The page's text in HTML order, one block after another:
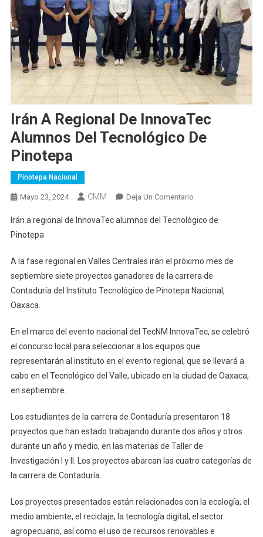
Irán A Regional De InnovaTec
Alumnos Del Tecnológico De
Pinotepa
Pinotepa Nacional
Mayo 23, 2024 CMM Deja Un ComentarioEn
A
InnovaTec
Alumnos
Del
Pinotepa
Irán a regional de InnovaTec alumnos del Tecnológico de
Pinotepa
A la fase regional en Valles Centrales irán el próximo mes de
septiembre siete proyectos ganadores de la carrera de
Contaduría del Instituto Tecnológico de Pinotepa Nacional,
Oaxaca.
En el marco del evento nacional del TecNM InnovaTec, se celebró
el concurso local para seleccionar a los equipos que
representarán al instituto en el evento regional, que se llevará a
cabo en el Tecnológico del Valle, ubicado en la ciudad de Oaxaca,
en septiembre.
Los estudiantes de la carrera de Contaduría presentaron 18
proyectos que han estado trabajando durante dos años y otros
durante un año y medio, en las materias de Taller de
Investigación I y II. Los proyectos abarcan las cuatro categorías de
la carrera de Contaduría.
Los proyectos presentados están relacionados con la ecología, el
medio ambiente, el reciclaje, la tecnología digital, el sector
agropecuario, así como el uso de recursos renovables e